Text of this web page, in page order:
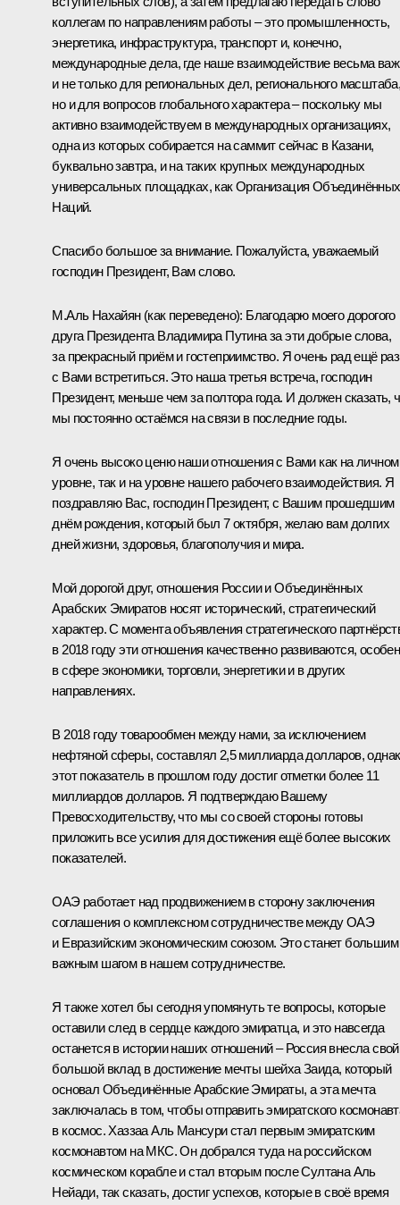
коллегам по направлениям работы – это промышленность,
энергетика, инфраструктура, транспорт и, конечно,
международные дела, где наше взаимодействие весьма
и не только для региональных дел, регионального
но и для вопросов глобального характера – поскольку мы
активно взаимодействуем в международных организациях,
одна из которых собирается насаммитсейчас в Казани,
буквально завтра, и на таких крупных международных
универсальных площадках, как Организация Объединённых
Наций.
Спасибо большое за внимание. Пожалуйста, уважаемый
господин Президент, Вам слово.
М.Аль Нахайян (как переведено): Благодарю моего дорогого
друга Президента Владимира Путина за эти добрые слова,
за прекрасный приём и гостеприимство. Я очень рад ещё раз
с Вами встретиться. Это наша третья встреча, господин
Президент, меньше чем за полтора года. И должен сказать,
мы постоянно остаёмся на связи в последние годы.
Я очень высоко ценю наши отношения с Вами как на личном
уровне, так и на уровне нашего рабочего взаимодействия. Я
поздравляю Вас, господин Президент, с Вашим прошедшим
днём рождения, который был 7 октября, желаю вам долгих
дней жизни, здоровья, благополучия и мира.
Мой дорогой друг, отношения России и Объединённых
Арабских Эмиратов носят исторический, стратегический
характер. С момента объявления стратегического
в 2018 году эти отношения качественно развиваются,
в сфере экономики, торговли, энергетики и в других
направлениях.
В 2018 году товарообмен между нами, за исключением
нефтяной сферы, составлял 2,5 миллиарда долларов,
этот показатель в прошлом году достиг отметки более 11
миллиардов долларов. Я подтверждаю Вашему
Превосходительству, что мы со своей стороны готовы
приложить все усилия для достижения ещё более высоких
показателей.
ОАЭ работает над продвижением в сторону заключения
соглашения о комплексном сотрудничестве между ОАЭ
и Евразийским экономическим союзом. Это станет большим
важным шагом в нашем сотрудничестве.
Я также хотел бы сегодня упомянуть те вопросы, которые
оставили след в сердце каждого эмиратца, и это навсегда
останется в истории наших отношений – Россия внесла свой
большой вклад в достижение мечты шейха Заида, который
основал Объединённые Арабские Эмираты, а эта мечта
заключалась в том, чтобы отправить эмиратского
в космос. Хаззаа Аль Мансури стал первым эмиратским
космонавтом на МКС. Он добрался туда на российском
космическом корабле и стал вторым после Султана Аль
Нейади, так сказать, достиг успехов, которые в своё время